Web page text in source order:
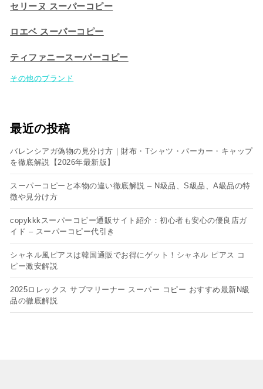
セリーヌ スーパーコピー​
ロエベ スーパーコピー
ティファニースーパーコピー
その他のブランド
最近の投稿
バレンシアガ偽物の見分け方｜財布・Tシャツ・パーカー・キャップ
を徹底解説【2026年最新版】
スーパーコピーと本物の違い徹底解説 – N級品、S級品、A級品の特
徴や見分け方
copykkkスーパーコピー通販サイト紹介：初心者も安心の優良店ガ
イド – スーパーコピー代引き
シャネル風ピアスは韓国通販でお得にゲット！シャネル ピアス コ
ピー​激安解説
2025ロレックス サブマリーナー スーパー コピー おすすめ最新N級
品の徹底解説